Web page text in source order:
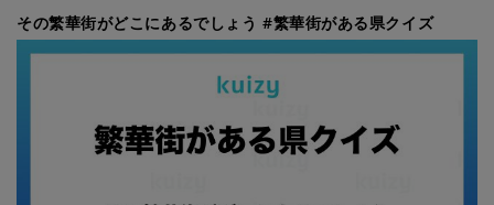
その繁華街がどこにあるでしょう #繁華街がある県クイズ